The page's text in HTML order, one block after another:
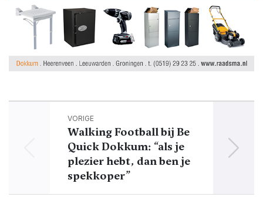
VORIGE
Walking Football bij Be
Quick Dokkum: “als je
plezier hebt, dan ben je
spekkoper”
en